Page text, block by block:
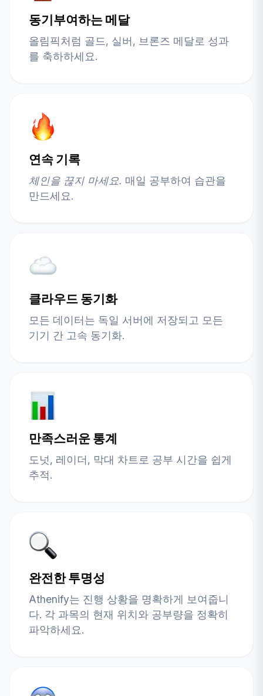
동기부여하는 메달
올림픽처럼 골드, 실버, 브론즈 메달로 성과
를 축하하세요.
연속 기록
체인을 끊지 마세요. 매일 공부하여 습관을
만드세요.
클라우드 동기화
모든 데이터는 독일 서버에 저장되고 모든
기기 간 고속 동기화.
만족스러운 통계
도넛, 레이더, 막대 차트로 공부 시간을 쉽게
추적.
완전한 투명성
Athenify는 진행 상황을 명확하게 보여줍니
다. 각 과목의 현재 위치와 공부량을 정확히
파악하세요.